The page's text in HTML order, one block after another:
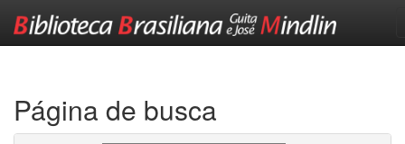
Página de busca